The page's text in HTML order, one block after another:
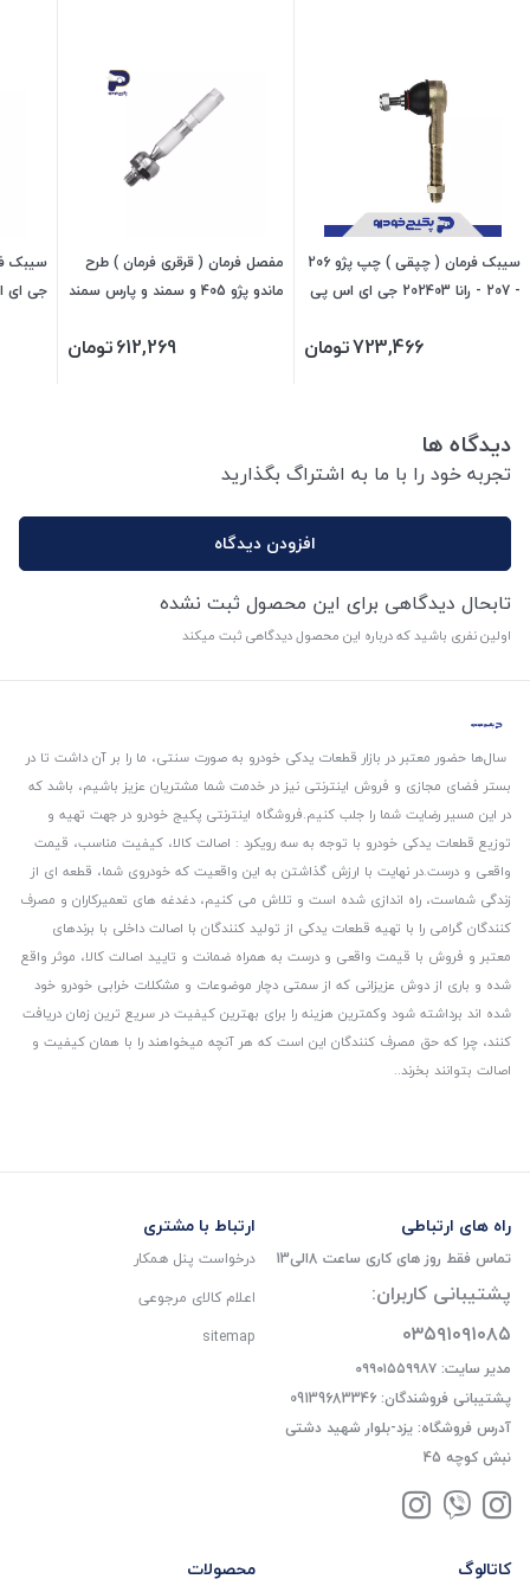
سیبک فرمان ( چپقی ) چپ پژو 206
- 207 - رانا 202403 جی ای اس پی
723,466تومان
مفصل فرمان ( قرقری فرمان ) طرح
ماندو پژو 405 و سمند و پارس سمند
612,269تومان
جی ای
دیدگاه ها
تجربه خود را با ما به اشتراگ بگذارید
افزودن دیدگاه
تابحال دیدگاهی برای این محصول ثبت نشده
اولین نفری باشید که درباره این محصول دیدگاهی ثبت میکند
سال‌ها حضور معتبر در بازار قطعات یدکی خودرو به صورت سنتی، ما را بر آن داشت تا در
بستر فضای مجازی و فروش اینترنتی نیز در خدمت شما مشتریان عزیز باشیم، باشد که
در این مسیر رضایت شما را جلب کنیم.فروشگاه اینترنتی پکیج خودرو در جهت تهیه و
توزیع قطعات یدکی خودرو با توجه به سه رویکرد : اصالت کالا، کیفیت مناسب، قیمت
واقعی و درست.در نهایت با ارزش گذاشتن به این واقعیت که خودروی شما، قطعه ای از
زندگی شماست، راه اندازی شده است و تلاش می کنیم، دغدغه های تعمیرکاران و مصرف
کنندگان گرامی را با تهیه قطعات یدکی از تولید کنندگان با اصالت داخلی با برندهای
معتبر و فروش با قیمت واقعی و درست به همراه ضمانت و تایید اصالت کالا، موثر واقع
شده و باری از دوش عزیزانی که از سمتی دچار موضوعات و مشکلات خرابی خودرو خود
شده اند برداشته شود و‌کمترین هزینه را برای بهترین کیفیت در سریع ترین زمان دریافت
کنند، چرا که حق مصرف کنندگان این است که هر آنچه میخواهند را با همان کیفیت و
اصالت بتوانند بخرند..
راه های ارتباطی
تماس فقط روز های کاری ساعت 8الی13
پشتیبانی کاربران:
۰۳۵۹۱۰۹۱۰۸۵
مدیر سایت: ۰۹۹۰۱۵۵۹۹۸۷
پشتیبانی فروشندگان: 09139683346
آدرس فروشگاه: یزد-بلوار شهید دشتی
نبش کوچه 45
ارتباط با مشتری
درخواست پنل همکار
اعلام کالای مرجوعی
sitemap
کاتالوگ محصولات